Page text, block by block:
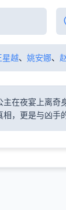
星越、 姚安娜、
主在夜宴上离
相，更是与凶手